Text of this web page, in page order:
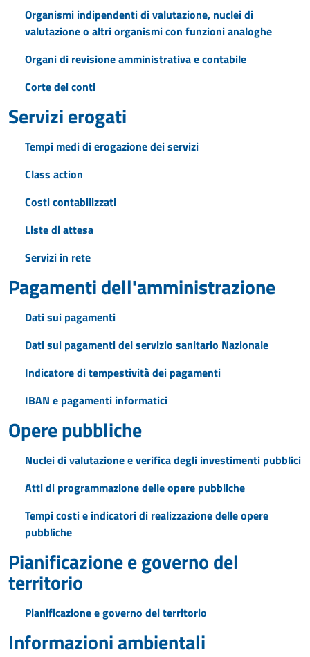
Organismi indipendenti di valutazione, nuclei di
valutazione o altri organismi con funzioni analoghe
Organi di revisione amministrativa e contabile
Corte dei conti
Servizi erogati
Tempi medi di erogazione dei servizi
Class action
Costi contabilizzati
Liste di attesa
Servizi in rete
Pagamenti dell'amministrazione
Dati sui pagamenti
Dati sui pagamenti del servizio sanitario Nazionale
Indicatore di tempestività dei pagamenti
IBAN e pagamenti informatici
Opere pubbliche
Nuclei di valutazione e verifica degli investimenti pubblici
Atti di programmazione delle opere pubbliche
Tempi costi e indicatori di realizzazione delle opere
pubbliche
Pianificazione e governo del
territorio
Pianificazione e governo del territorio
Informazioni ambientali